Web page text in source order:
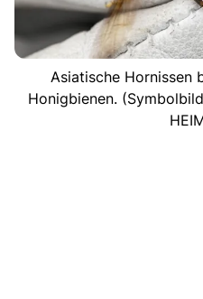
Asiatische Hornissen
Honigbienen.